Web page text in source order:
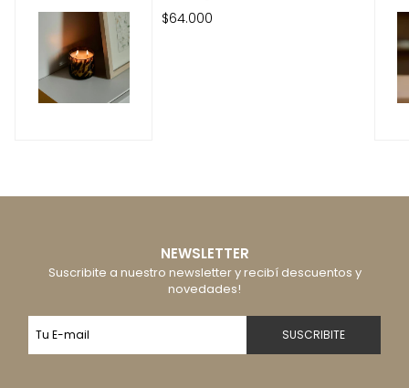
$64.000
NEWSLETTER
Suscribite a nuestro newsletter y recibí descuentos y
novedades!